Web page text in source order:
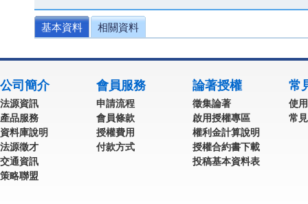
基本資料 相關資料
公司簡介
法源資訊
產品服務
資料庫說明
法源徵才
交通資訊
策略聯盟
會員服務
申請流程
會員條款
授權費用
付款方式
論著授權
徵集論著
啟用授權專區
權利金計算說明
授權合約書下載
投稿基本資料表
常
使
常